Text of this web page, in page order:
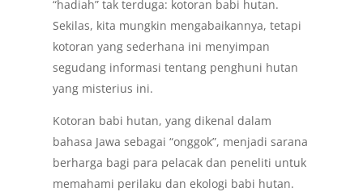
“hadiah” tak terduga: kotoran babi hutan.
Sekilas, kita mungkin mengabaikannya, tetapi
kotoran yang sederhana ini menyimpan
segudang informasi tentang penghuni hutan
yang misterius ini.
Kotoran babi hutan, yang dikenal dalam
bahasa Jawa sebagai “onggok”, menjadi sarana
berharga bagi para pelacak dan peneliti untuk
memahami perilaku dan ekologi babi hutan.